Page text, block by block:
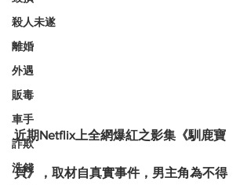
殺人未遂
離婚
外遇
販毒
車手
詐欺
洗錢
近期Netflix上全網爆紅之影集《馴鹿寶
貝》，取材自真實事件，男主角為不得